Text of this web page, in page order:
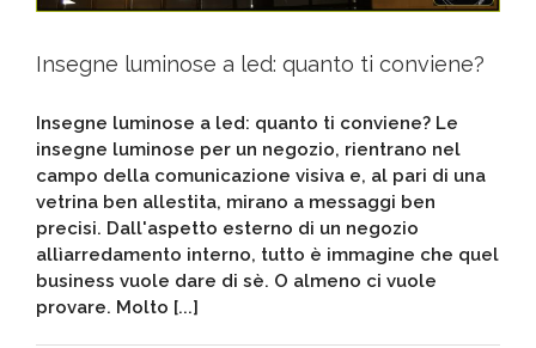
Insegne luminose a led: quanto ti conviene?
Insegne luminose a led: quanto ti conviene? Le
insegne luminose per un negozio, rientrano nel
campo della comunicazione visiva e, al pari di una
vetrina ben allestita, mirano a messaggi ben
precisi. Dall'aspetto esterno di un negozio
allìarredamento interno, tutto è immagine che quel
business vuole dare di sè. O almeno ci vuole
provare. Molto [...]